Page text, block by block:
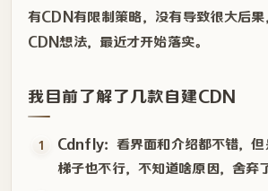
有CDN有限制策略，没有导致很大后
CDN想法，最近才开始落实。
我目前了解了几款自建CDN
Cdnfly：看界面和介绍都不错，但
梯子也不行，不知道啥原因，舍弃了